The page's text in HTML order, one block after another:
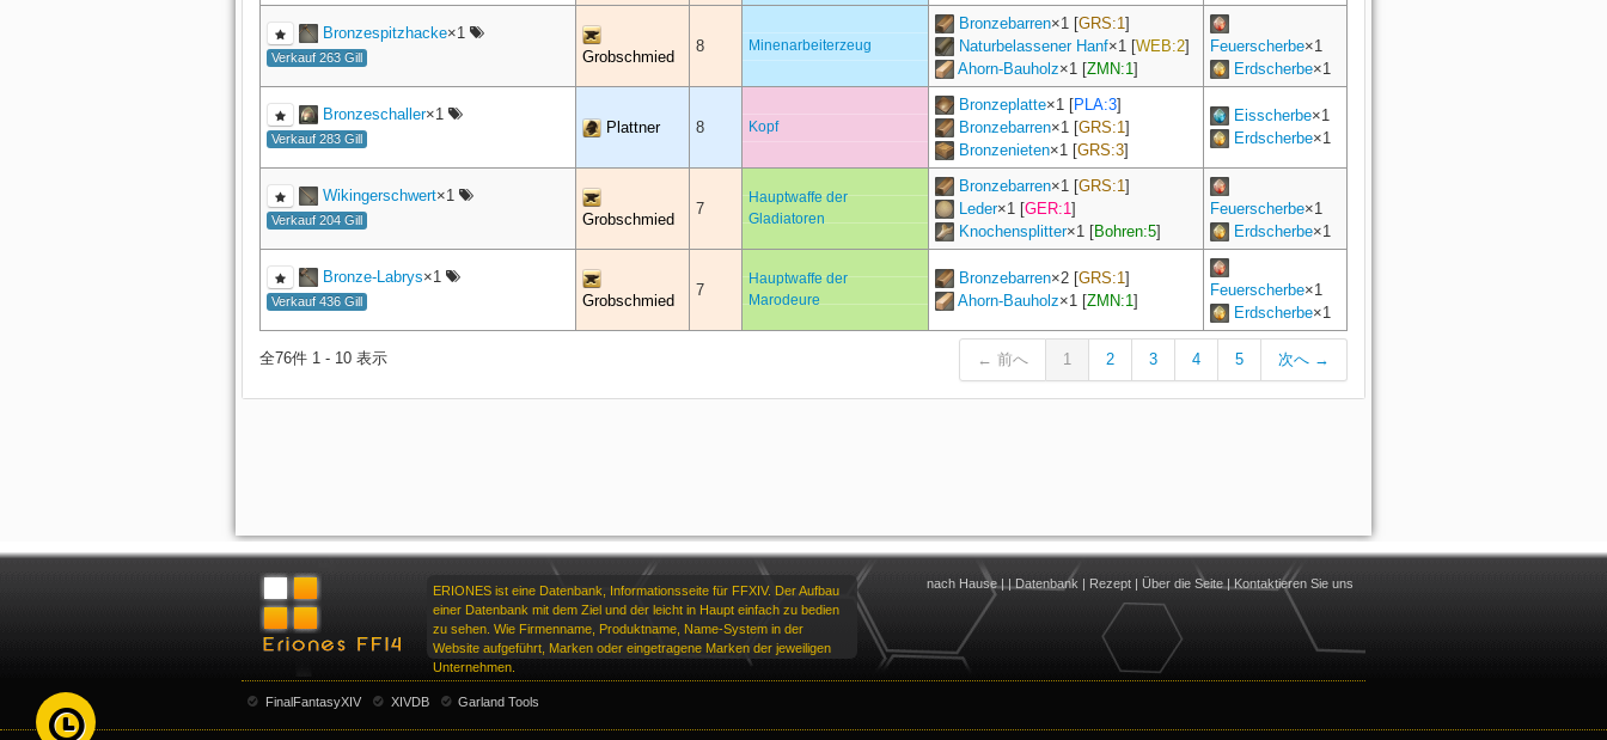
Bronzespitzhacke×1
Verkauf 263 Gill Grobschmied
8 Minenarbeiterzeug
Bronzebarren×1 [GRS:1 ]
Naturbelassener Hanf×1 [WEB:2]
Ahorn-Bauholz×1 [ZMN:1 ]
Feuerscherbe×1
Erdscherbe×1
Bronzeschaller×1
Verkauf 283 Gill
Plattner 8 Kopf
Bronzeplatte×1 [PLA:3]
Bronzebarren×1 [GRS:1 ]
Bronzenieten×1 [GRS:3]
Eisscherbe×1
Erdscherbe×1
Wikingerschwert×1
Verkauf 204 Gill Grobschmied
7
Hauptwaffe der
Gladiatoren
Bronzebarren×1 [GRS:1 ]
Leder×1 [GER:1 ]
Knochensplitter×1 [Bohren:5]
Feuerscherbe×1
Erdscherbe×1
Bronze-Labrys×1
Verkauf 436 Gill Grobschmied
7
Hauptwaffe der
Marodeure
Bronzebarren×2 [GRS:1 ]
Ahorn-Bauholz×1 [ZMN:1 ]
Feuerscherbe×1
Erdscherbe×1
全76件 1 - 10 表示 ← 前へ 1 2 3 4 5 次へ →
ERIONES ist eine Datenbank, Informationsseite für FFXIV. Der Aufbau
einer Datenbank mit dem Ziel und der leicht in Haupt einfach zu bedien
zu sehen. Wie Firmenname, Produktname, Name-System in der
Website aufgeführt, Marken oder eingetragene Marken der jeweiligen
Unternehmen.
nach Hause||Datenbank | Rezept | Über die Seite| Kontaktieren Sie uns
FinalFantasyXIV XIVDB Garland Tools